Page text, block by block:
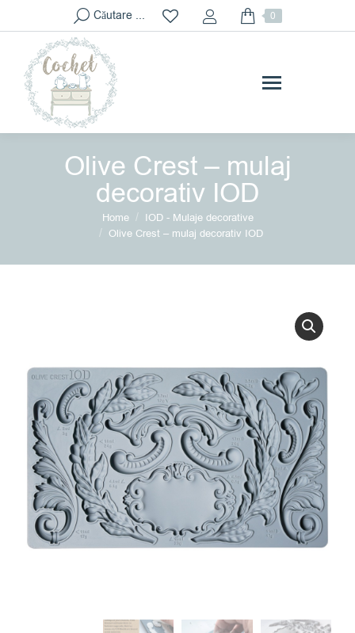
Search:Căutare ... 0
Olive Crest – mulaj
decorativ IOD
You are here:Home
IOD - Mulaje decorative
Olive Crest – mulaj decorativ IOD